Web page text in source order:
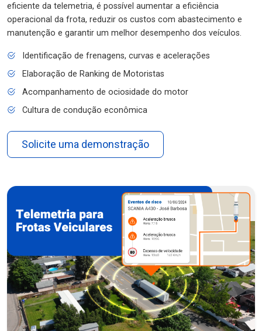
eficiente da telemetria, é possível aumentar a eficiência
operacional da frota, reduzir os custos com abastecimento e
manutenção e garantir um melhor desempenho dos veículos.
Identificação de frenagens, curvas e acelerações
Elaboração de Ranking de Motoristas
Acompanhamento de ociosidade do motor
Cultura de condução econômica
Solicite uma demonstração